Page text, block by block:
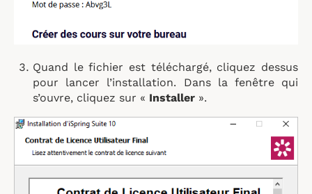
Quand le fichier est téléchargé, cliquez dessus
pour lancer l’installation. Dans la fenêtre qui
s’ouvre, cliquez sur « Installer ».